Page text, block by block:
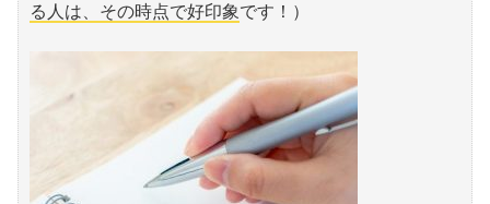
る人は、その時点で好印象です！）